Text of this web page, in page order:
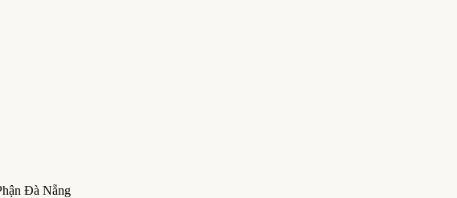
Đà Nẵng